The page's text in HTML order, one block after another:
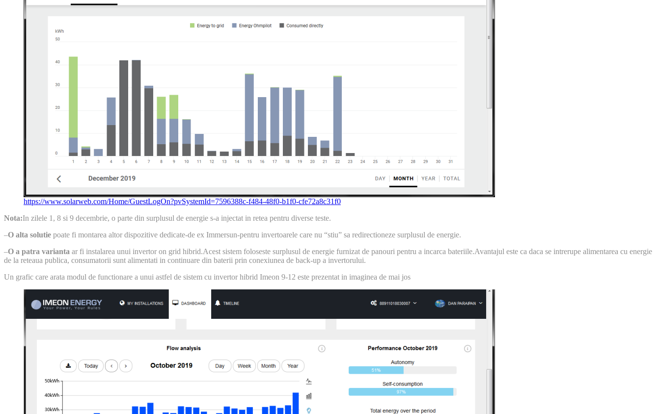
https://www.solarweb.com/Home/GuestLogOn?pvSystemId=7596388c-f484-48f0-b1f0-cfe72a8c31f0
Nota:In zilele 1, 8 si 9 decembrie, o parte din surplusul de energie s-a injectat in retea pentru diverse teste.
–O alta solutie poate fi montarea altor dispozitive dedicate-de ex Immersun-pentru invertoarele care nu “stiu” sa redirectioneze surplusul de energie.
–O a patra varianta ar fi instalarea unui invertor on grid hibrid.Acest sistem foloseste surplusul de energie furnizat de panouri pentru a incarca bateriile.Avantajul este ca daca se intrerupe alimentarea cu energie
de la reteaua publica, consumatorii sunt alimentati in continuare din baterii prin conexiunea de back-up a invertorului.
Un grafic care arata modul de functionare a unui astfel de sistem cu invertor hibrid Imeon 9-12 este prezentat in imaginea de mai jos